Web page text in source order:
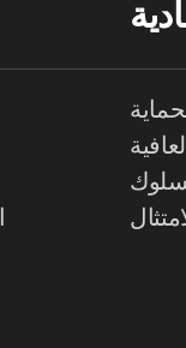
العافية